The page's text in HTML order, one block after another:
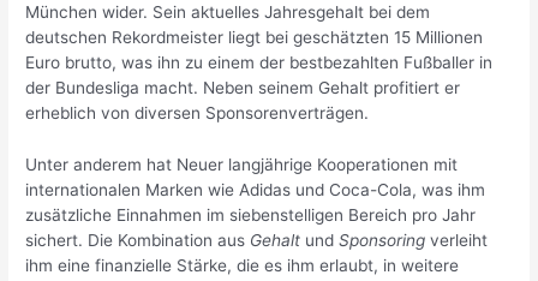
München wider. Sein aktuelles Jahresgehalt bei dem
deutschen Rekordmeister liegt bei geschätzten 15 Millionen
Euro brutto, was ihn zu einem der bestbezahlten Fußballer in
der Bundesliga macht. Neben seinem Gehalt profitiert er
erheblich von diversen Sponsorenverträgen.
Unter anderem hat Neuer langjährige Kooperationen mit
internationalen Marken wie Adidas und Coca-Cola, was ihm
zusätzliche Einnahmen im siebenstelligen Bereich pro Jahr
sichert. Die Kombination aus Gehalt undSponsoring verleiht
ihm eine finanzielle Stärke, die es ihm erlaubt, in weitere